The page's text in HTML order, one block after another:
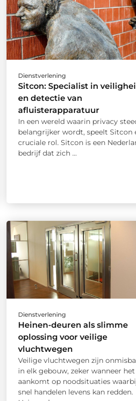
Dienstverlening
Sitcon: Specialist in
en detectie van
afluisterapparatuur
In een wereld waarin privacy
belangrijker wordt, speelt Sitcon
cruciale rol. Sitcon is een
bedrijf dat zich ...
Dienstverlening
Heinen-deuren als slimme
oplossing voor veilige
vluchtwegen
Veilige vluchtwegen zijn
in elk gebouw, zeker wanneer het
aankomt op noodsituaties
snel handelen levens kan redden.